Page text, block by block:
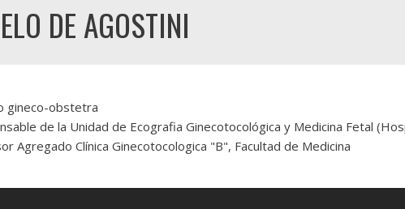
DE AGOSTINI
gineco-obstetra
de la Unidad de Ecografia Ginecotocológica y Medicina Fetal
Agregado Clínica Ginecotocologica "B", Facultad de Medicina